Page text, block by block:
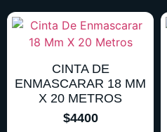
CINTA DE
ENMASCARAR 18 MM
X 20 METROS
$4400